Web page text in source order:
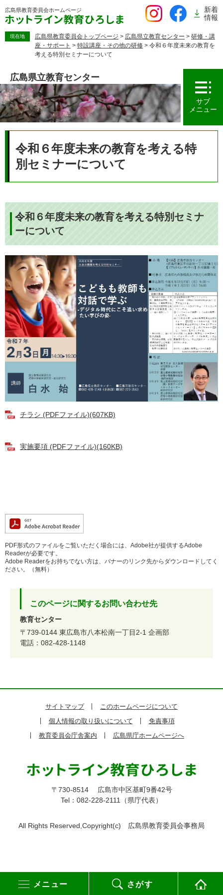
ー
す。
メニュー さがす
広島県教育委員会ホームページ
新着
情報
現在地 広島県教育委員会トップページ > 広島県立教育センター > 研修・講
座・サポート > 特設講座・その他の研修 > 令和６年度未来の教育を
考える特別セミナーについて
広島県立教育センター
サブ
メニュー
令和６年度未来の教育を考える特
別セミナーについて
令和６年度未来の教育を考える特別セミナ
ーについて
チラシ (PDFファイル)(607KB)
実施要項 (PDFファイル)(160KB)
PDF形式のファイルをご覧いただく場合には、Adobe社が提供するAdobe
Readerが必要です。
Adobe Readerをお持ちでない方は、バナーのリンク先からダウンロードしてく
ださい。（無料）
このページに関するお問い合わせ先
教育センター
〒739-0144 東広島市八本松南一丁目2-1 企画部
電話：082-428-1148
サイトマップ
このホームページについて
個人情報の取り扱いについて
免責事項
教育委員会庁舎案内
広島県庁ホームページへ
〒730-8514
広島市中区基町9番42号
Tel：082-228-2111（県庁代表）
All Rights Reserved,Copyright(c) 広島県教育委員会事務局